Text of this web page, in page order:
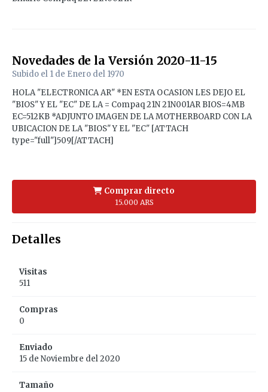
Novedades de la Versión 2020-11-15
Subido el 1 de Enero del 1970
HOLA "ELECTRONICA AR" *EN ESTA OCASION LES DEJO EL
"BIOS" Y EL "EC" DE LA = Compaq 21N 21N001AR BIOS=4MB
EC=512KB *ADJUNTO IMAGEN DE LA MOTHERBOARD CON LA
UBICACION DE LA "BIOS" Y EL "EC" [ATTACH
type="full"]509[/ATTACH]
Comprar directo
15.000 ARS
Detalles
Visitas
511
Compras
0
Enviado
15 de Noviembre del 2020
Tamaño